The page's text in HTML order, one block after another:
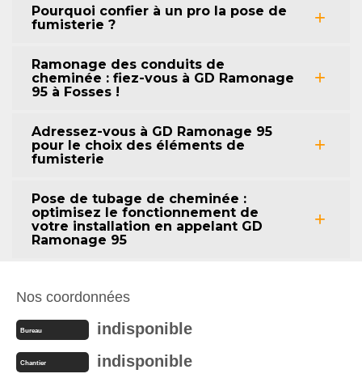
Pourquoi confier à un pro la pose de
fumisterie ?
Ramonage des conduits de
cheminée : fiez-vous à GD Ramonage
95 à Fosses !
Adressez-vous à GD Ramonage 95
pour le choix des éléments de
fumisterie
Pose de tubage de cheminée :
optimisez le fonctionnement de
votre installation en appelant GD
Ramonage 95
Nos coordonnées
Bureau indisponible
Chantier indisponible